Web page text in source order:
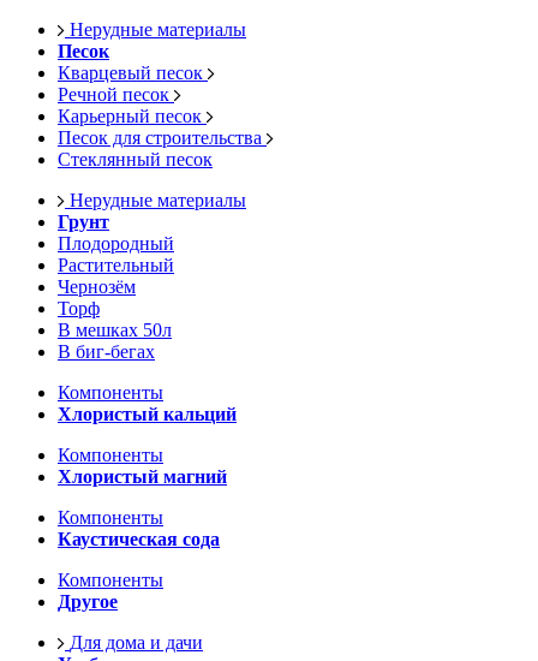
Нерудные материалы
Песок
Кварцевый песок
Речной песок
Карьерный песок
Песок для строительства
Стеклянный песок
Нерудные материалы
Грунт
Плодородный
Растительный
Чернозём
Торф
В мешках 50л
В биг-бегах
Компоненты
Хлористый кальций
Компоненты
Хлористый магний
Компоненты
Каустическая сода
Компоненты
Другое
Для дома и дачи